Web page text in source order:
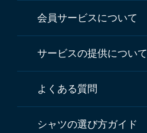
会員サービスについて
サービスの提供について
よくある質問
シャツの選び方ガイド